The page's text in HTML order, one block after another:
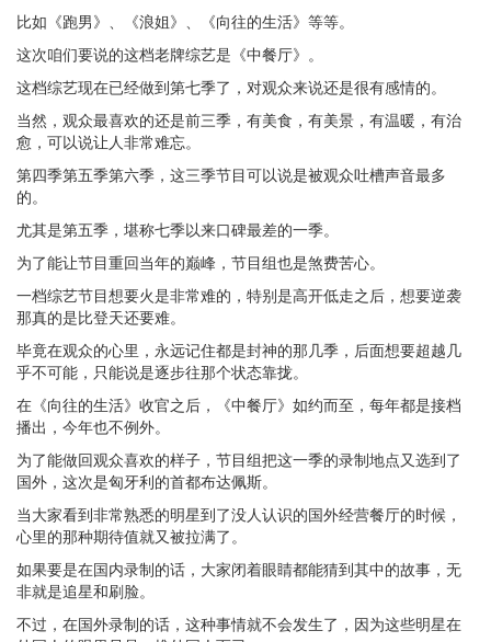
比如《跑男》、《浪姐》、《向往的生活》等等。
这次咱们要说的这档老牌综艺是《中餐厅》。
这档综艺现在已经做到第七季了，对观众来说还是很有感情的。
当然，观众最喜欢的还是前三季，有美食，有美景，有温暖，有治
愈，可以说让人非常难忘。
第四季第五季第六季，这三季节目可以说是被观众吐槽声音最多
的。
尤其是第五季，堪称七季以来口碑最差的一季。
为了能让节目重回当年的巅峰，节目组也是煞费苦心。
一档综艺节目想要火是非常难的，特别是高开低走之后，想要逆袭
那真的是比登天还要难。
毕竟在观众的心里，永远记住都是封神的那几季，后面想要超越几
乎不可能，只能说是逐步往那个状态靠拢。
在《向往的生活》收官之后，《中餐厅》如约而至，每年都是接档
播出，今年也不例外。
为了能做回观众喜欢的样子，节目组把这一季的录制地点又选到了
国外，这次是匈牙利的首都布达佩斯。
当大家看到非常熟悉的明星到了没人认识的国外经营餐厅的时候，
心里的那种期待值就又被拉满了。
如果要是在国内录制的话，大家闭着眼睛都能猜到其中的故事，无
非就是追星和刷脸。
不过，在国外录制的话，这种事情就不会发生了，因为这些明星在